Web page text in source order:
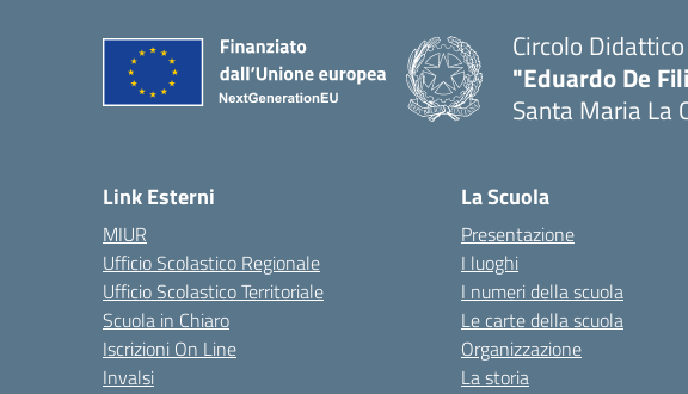
Circolo Didattico
"Eduardo De
Santa Maria La
Link Esterni
MIUR
Ufficio Scolastico Regionale
Ufficio Scolastico Territoriale
Scuola in Chiaro
Iscrizioni On Line
Invalsi
La Scuola
Presentazione
I luoghi
I numeri della scuola
Le carte della scuola
Organizzazione
La storia